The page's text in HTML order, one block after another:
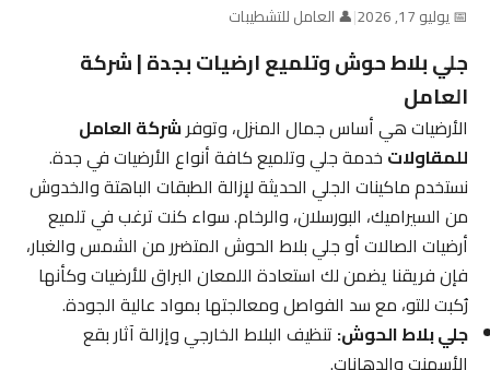
📅 يوليو 17, 2026 |👤 العامل للتشطيبات
جلي بلاط حوش وتلميع ارضيات بجدة | شركة
العامل
الأرضيات هي أساس جمال المنزل، وتوفرشركة العامل
للمقاولاتخدمة جلي وتلميع كافة أنواع الأرضيات في جدة.
نستخدم ماكينات الجلي الحديثة لإزالة الطبقات الباهتة والخدوش
من السيراميك، البورسلان، والرخام. سواء كنت ترغب في تلميع
أرضيات الصالات أو جلي بلاط الحوش المتضرر من الشمس والغبار،
فإن فريقنا يضمن لك استعادة اللمعان البراق للأرضيات وكأنها
رُكبت للتو، مع سد الفواصل ومعالجتها بمواد عالية الجودة.
جلي بلاط الحوش:تنظيف البلاط الخارجي وإزالة آثار بقع
الأسمنت والدهانات.